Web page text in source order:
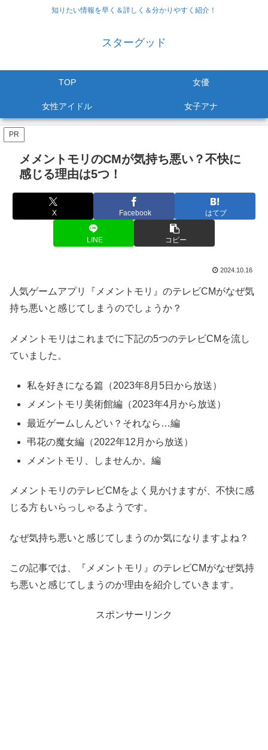
知りたい情報を早く＆詳しく＆分かりやすく紹介！
スターグッド
TOP 女優
女性アイドル 女子アナ
PR
メメントモリのCMが気持ち悪い？不快に
感じる理由は5つ！
X Facebook はてブ
LINE コピー
2024.10.16
人気ゲームアプリ『メメントモリ』のテレビCMがなぜ気
持ち悪いと感じてしまうのでしょうか？
メメントモリはこれまでに下記の5つのテレビCMを流し
ていました。
私を好きになる篇（2023年8月5日から放送）
メメントモリ美術館編（2023年4月から放送）
最近ゲームしんどい？それなら…編
弔花の魔女編（2022年12月から放送）
メメントモリ、しませんか。編
メメントモリのテレビCMをよく見かけますが、不快に感
じる方もいらっしゃるようです。
なぜ気持ち悪いと感じてしまうのか気になりますよね？
この記事では、『メメントモリ』のテレビCMがなぜ気持
ち悪いと感じてしまうのか理由を紹介していきます。
スポンサーリンク